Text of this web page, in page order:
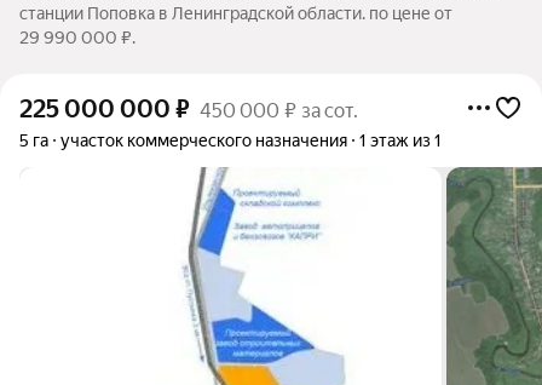
станции Поповка в Ленинградской области. по цене от
29 990 000 ₽.
225 000 000 ₽ 450 000 ₽ за сот.
5 га участок коммерческого назначения 1 этаж из 1